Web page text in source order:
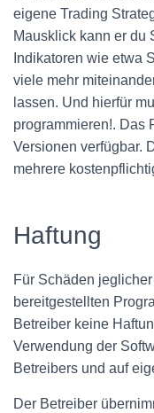
eigene Trading
Mausklick kann er du
Indikatoren wie etwa
viele mehr
lassen. Und hierfür
programmieren!. Das
Versionen verfügbar.
mehrere
Haftung
Für Schäden
bereitgestellten
Betreiber keine
Verwendung der
Betreibers und auf
Der Betreiber